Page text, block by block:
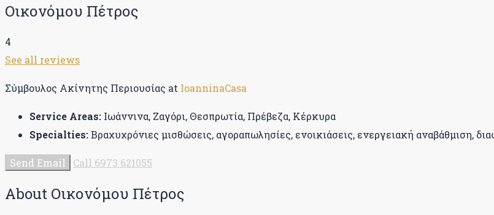
Οικονόμου Πέτρος
4
See all reviews
Σύμβουλος Ακίνητης Περιουσίας at IoanninaCasa
Service Areas: Ιωάννινα, Ζαγόρι, Θεσπρωτία, Πρέβεζα, Κέρκυρα
Specialties:Βραχυχρόνιες μισθώσεις, αγοραπωλησίες, ενοικιάσεις, ενεργειακή αναβάθμιση,
Send Email Call 6973 621055
About Οικονόμου Πέτρος